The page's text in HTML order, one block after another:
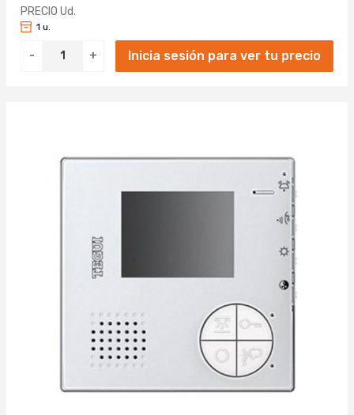
PRECIO Ud.
- +
1 u.
Inicia sesión para ver tu precio